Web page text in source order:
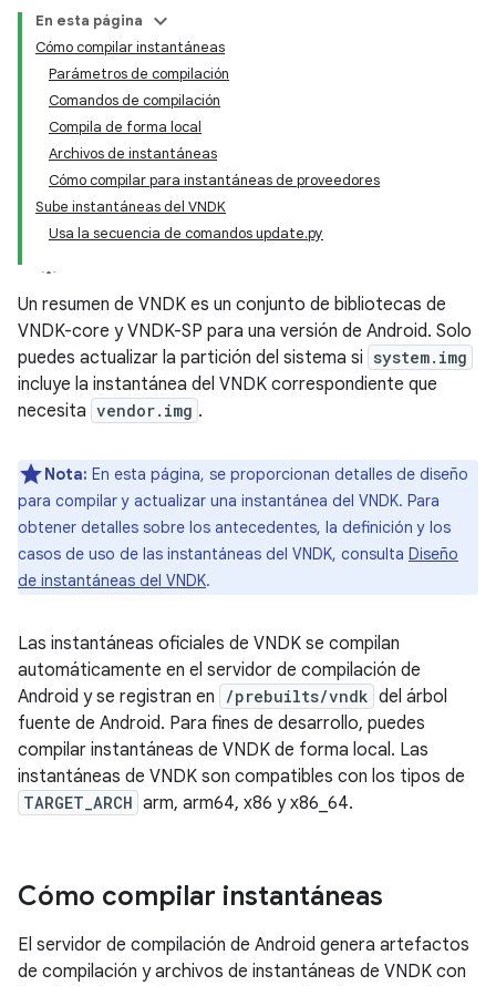
En esta página
Cómo compilar instantáneas
Parámetros de compilación
Comandos de compilación
Compila de forma local
Archivos de instantáneas
Cómo compilar para instantáneas de proveedores
Sube instantáneas del VNDK
Usa la secuencia de comandos update.py
Un resumen de VNDK es un conjunto de bibliotecas de
VNDK-core y VNDK-SP para una versión de Android. Solo
puedes actualizar la partición del sistema si system.img
incluye la instantánea del VNDK correspondiente que
necesita vendor.img .
Nota: En esta página, se proporcionan detalles de diseño
para compilar y actualizar una instantánea del VNDK. Para
obtener detalles sobre los antecedentes, la definición y los
casos de uso de las instantáneas del VNDK, consulta Diseño
de instantáneas del VNDK.
Las instantáneas oficiales de VNDK se compilan
automáticamente en el servidor de compilación de
Android y se registran en
/prebuilts/vndk del árbol
fuente de Android. Para fines de desarrollo, puedes
compilar instantáneas de VNDK de forma local. Las
instantáneas de VNDK son compatibles con los tipos de
TARGET_ARCH arm, arm64, x86 y x86_64.
Cómo compilar instantáneas
El servidor de compilación de Android genera artefactos
de compilación y archivos de instantáneas de VNDK con